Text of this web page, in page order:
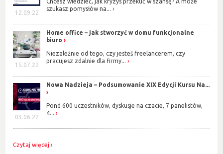
12.09.22
szukasz pomysłów na...
15.07.22
Home office – jak stworzyć w domu funkcjonalne
biuro
Niezależnie od tego, czy jesteś freelancerem, czy
pracujesz zdalnie dla firmy...
03.06.22
Nowa Nadzieja – Podsumowanie XIX Edycji Kursu Na...
Pond 600 uczestników, dyskusje na czacie, 7 panelistów,
4...
Czytaj więcej